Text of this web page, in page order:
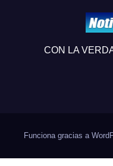
CON LA
Funciona gracias a